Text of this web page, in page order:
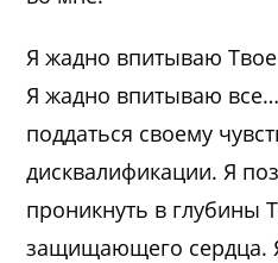
Я жадно впитываю
Я жадно впитываю
поддаться своему
дисквалификации. Я
проникнуть в глубины
защищающего сердца.